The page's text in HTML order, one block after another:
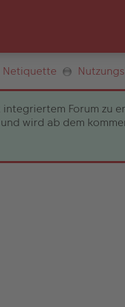
Netiquette
Forum
wird ab dem